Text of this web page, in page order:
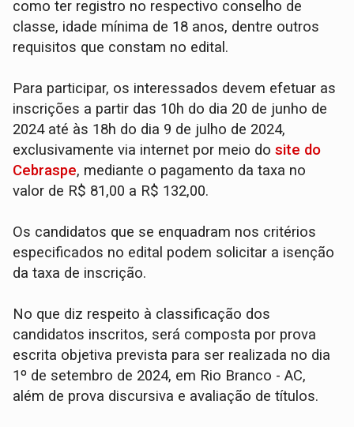
como ter registro no respectivo conselho de
classe, idade mínima de 18 anos, dentre outros
requisitos que constam no edital.
Para participar, os interessados devem efetuar as
inscrições a partir das 10h do dia 20 de junho de
2024 até às 18h do dia 9 de julho de 2024,
exclusivamente via internet por meio dosite do
Cebraspe, mediante o pagamento da taxa no
valor de R$ 81,00 a R$ 132,00.
Os candidatos que se enquadram nos critérios
especificados no edital podem solicitar a isenção
da taxa de inscrição.
No que diz respeito à classificação dos
candidatos inscritos, será composta por prova
escrita objetiva prevista para ser realizada no dia
1º de setembro de 2024, em Rio Branco - AC,
além de prova discursiva e avaliação de títulos.